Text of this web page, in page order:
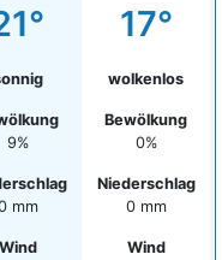
9%
mm
Wind
17°
wolkenlos
Bewölkung
0%
Niederschlag
0 mm
Wind